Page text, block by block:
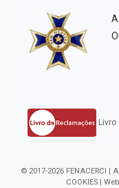
© 2017-2026 FENACERCI |
COOKIES |